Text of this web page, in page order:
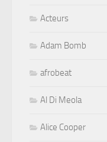
Acteurs
Adam Bomb
afrobeat
Al Di Meola
Alice Cooper